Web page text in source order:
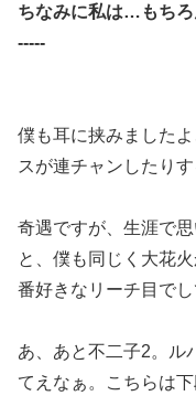
ちなみに私は…もちろ
-----
僕も耳に挟みました
スが連チャンしたり
奇遇ですが、生涯で
と、僕も 同じく大花
番好きなリーチ目 でし
あ、あと不二子2。ル
てえなぁ 。こちらは